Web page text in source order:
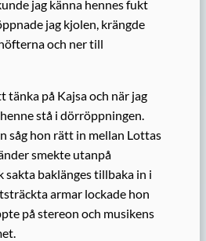
jag känna hennes fukt
jag kjolen, krängde
och ner till
tänka på Kajsa och när jag
stå i dörröppningen.
såg hon rätt in mellan Lottas
smekte utanpå
sakta baklänges tillbaka in i
armar lockade hon
på stereon och musikens